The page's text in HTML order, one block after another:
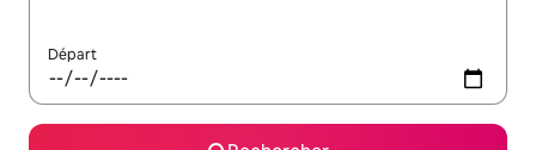
Départ